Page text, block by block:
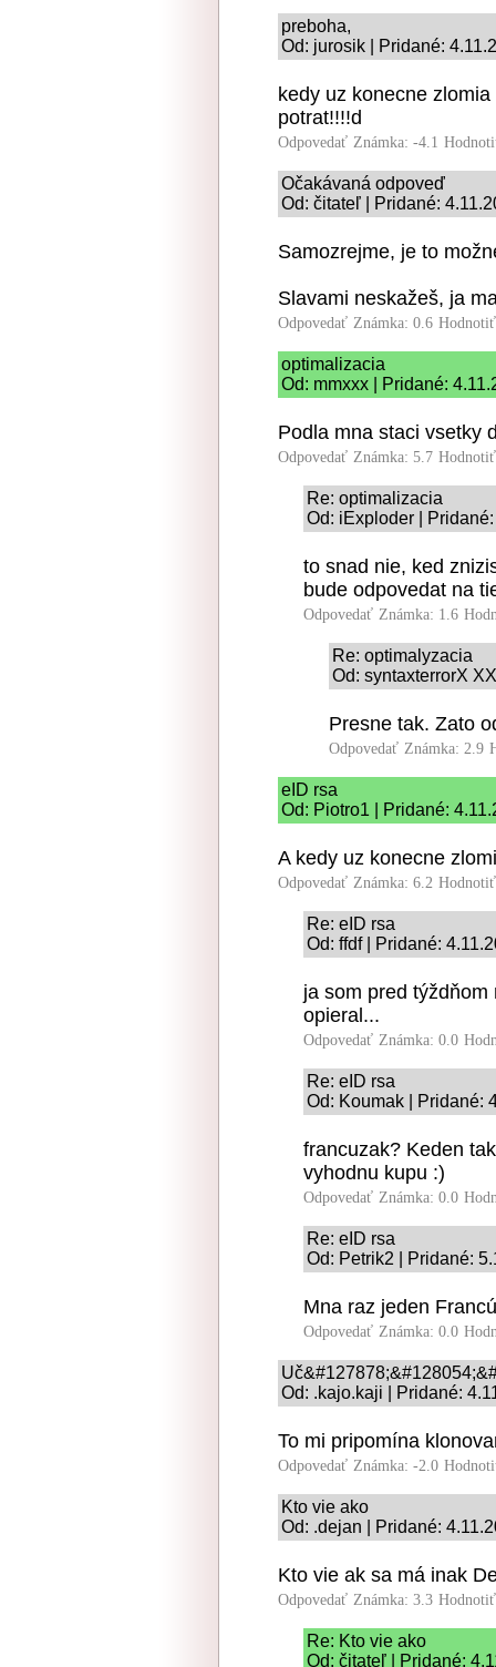
preboha,
Od: jurosik | Pridané:
kedy uz konecne
potrat!!!!d
Odpovedať Známka: -4.1
Očakávaná odpoveď
Od: čitateľ | Pridané:
Samozrejme, je to
Slavami neskažeš, ja
Odpovedať Známka: 0.6
optimalizacia
Od: mmxxx | Pridané:
Podla mna staci vsetky
Odpovedať Známka: 5.7
Re: optimalizacia
Od: iExploder |
to snad nie, ked
bude odpovedat na
Odpovedať Známka: 1.6
Re: optimalyzacia
Od: syntaxterrorX
Presne tak. Zato
Odpovedať Známka: 2.9
eID rsa
Od: Piotro1 | Pridané:
A kedy uz konecne
Odpovedať Známka: 6.2
Re: eID rsa
Od: ffdf | Pridané:
ja som pred
opieral...
Odpovedať Známka: 0.0
Re: eID rsa
Od: Koumak | Pridané:
francuzak? Keden
vyhodnu kupu :)
Odpovedať Známka: 0.0
Re: eID rsa
Od: Petrik2 | Pridané:
Mna raz jeden
Odpovedať Známka: 0.0
Od: .kajo.kaji | Pridané:
To mi pripomína
Odpovedať Známka: -2.0
Kto vie ako
Od: .dejan | Pridané:
Kto vie ak sa má inak
Odpovedať Známka: 3.3
Re: Kto vie ako
Od: čitateľ | Pridané: